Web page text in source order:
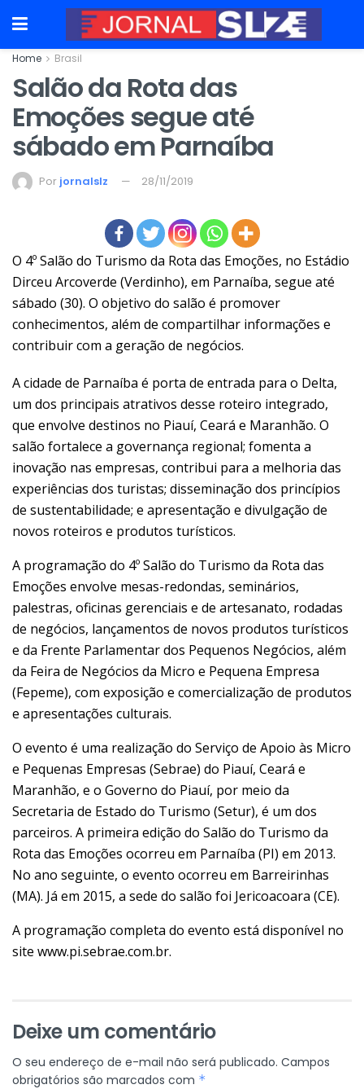
Home Brasil
Salão da Rota das
Emoções segue até
sábado em Parnaíba
Por jornalslz 28/11/2019
O 4º Salão do Turismo da Rota das Emoções, no Estádio
Dirceu Arcoverde (Verdinho), em Parnaíba, segue até
sábado (30). O objetivo do salão é promover
conhecimentos, além de compartilhar informações e
contribuir com a geração de negócios.
A cidade de Parnaíba é porta de entrada para o Delta,
um dos principais atrativos desse roteiro integrado,
que envolve destinos no Piauí, Ceará e Maranhão. O
salão fortalece a governança regional; fomenta a
inovação nas empresas, contribui para a melhoria das
experiências dos turistas; disseminação dos princípios
de sustentabilidade; e apresentação e divulgação de
novos roteiros e produtos turísticos.
A programação do 4º Salão do Turismo da Rota das
Emoções envolve mesas-redondas, seminários,
palestras, oficinas gerenciais e de artesanato, rodadas
de negócios, lançamentos de novos produtos turísticos
e da Frente Parlamentar dos Pequenos Negócios, além
da Feira de Negócios da Micro e Pequena Empresa
(Fepeme), com exposição e comercialização de produtos
e apresentações culturais.
O evento é uma realização do Serviço de Apoio às Micro
e Pequenas Empresas (Sebrae) do Piauí, Ceará e
Maranhão, e o Governo do Piauí, por meio da
Secretaria de Estado do Turismo (Setur), é um dos
parceiros. A primeira edição do Salão do Turismo da
Rota das Emoções ocorreu em Parnaíba (PI) em 2013.
No ano seguinte, o evento ocorreu em Barreirinhas
(MA). Já em 2015, a sede do salão foi Jericoacoara (CE).
A programação completa do evento está disponível no
site www.pi.sebrae.com.br.
Deixe um comentário
O seu endereço de e-mail não será publicado. Campos
obrigatórios são marcados com *